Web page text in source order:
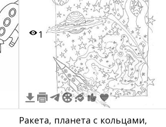
1
Ракета, планета с кольцами,